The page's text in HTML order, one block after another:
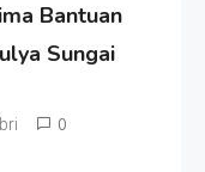
Bantuan
Sungai
0